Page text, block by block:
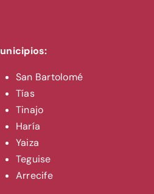
San Bartolomé
Tías
Tinajo
Haría
Yaiza
Teguise
Arrecife